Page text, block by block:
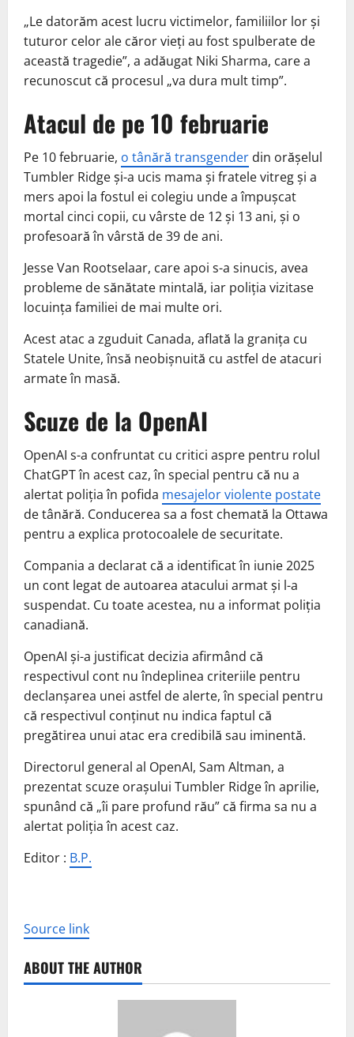
„Le datorăm acest lucru victimelor, familiilor lor şi
tuturor celor ale căror vieţi au fost spulberate de
această tragedie”, a adăugat Niki Sharma, care a
recunoscut că procesul „va dura mult timp”.
Atacul de pe 10 februarie
Pe 10 februarie, o tânără transgender din orăşelul
Tumbler Ridge şi-a ucis mama şi fratele vitreg şi a
mers apoi la fostul ei colegiu unde a împuşcat
mortal cinci copii, cu vârste de 12 şi 13 ani, şi o
profesoară în vârstă de 39 de ani.
Jesse Van Rootselaar, care apoi s-a sinucis, avea
probleme de sănătate mintală, iar poliţia vizitase
locuinţa familiei de mai multe ori.
Acest atac a zguduit Canada, aflată la graniţa cu
Statele Unite, însă neobişnuită cu astfel de atacuri
armate în masă.
Scuze de la OpenAI
OpenAI s-a confruntat cu critici aspre pentru rolul
ChatGPT în acest caz, în special pentru că nu a
alertat poliţia în pofida mesajelor violente postate
de tânără. Conducerea sa a fost chemată la Ottawa
pentru a explica protocoalele de securitate.
Compania a declarat că a identificat în iunie 2025
un cont legat de autoarea atacului armat şi l-a
suspendat. Cu toate acestea, nu a informat poliţia
canadiană.
OpenAI şi-a justificat decizia afirmând că
respectivul cont nu îndeplinea criteriile pentru
declanşarea unei astfel de alerte, în special pentru
că respectivul conţinut nu indica faptul că
pregătirea unui atac era credibilă sau iminentă.
Directorul general al OpenAI, Sam Altman, a
prezentat scuze oraşului Tumbler Ridge în aprilie,
spunând că „îi pare profund rău” că firma sa nu a
alertat poliţia în acest caz.
Editor : B.P.
Source link
ABOUT THE AUTHOR